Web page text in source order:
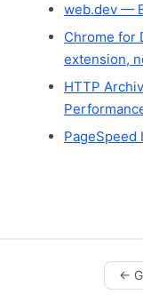
web.dev —
Chrome for
extension,
HTTP
PageSpeed
←